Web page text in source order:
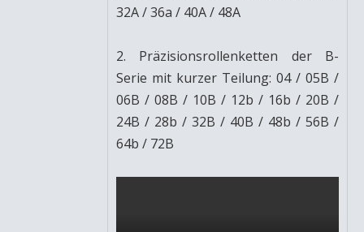
32A / 36a / 40A / 48A
2. Präzisionsrollenketten der B-
Serie mit kurzer Teilung: 04 / 05B /
06B / 08B / 10B / 12b / 16b / 20B /
24B / 28b / 32B / 40B / 48b / 56B /
64b / 72B